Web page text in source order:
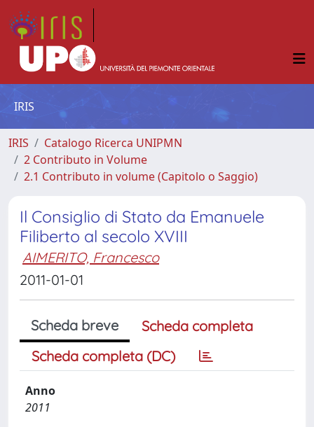
IRIS
IRIS
Catalogo Ricerca UNIPMN
2 Contributo in Volume
2.1 Contributo in volume (Capitolo o Saggio)
Il Consiglio di Stato da Emanuele
Filiberto al secolo XVIII
AIMERITO, Francesco
2011-01-01
Scheda breve
Scheda completa
Scheda completa (DC)
Anno
2011